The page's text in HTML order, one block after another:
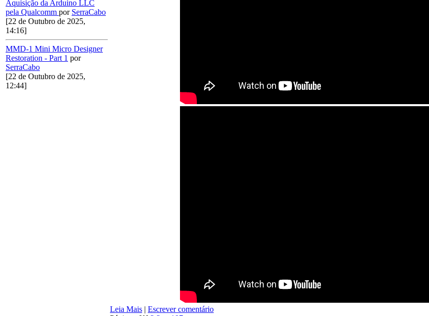
Aquisição da Arduino LLC
pela Qualcomm por SerraCabo
[22 de Outubro de 2025,
14:16]
MMD-1 Mini Micro Designer
Restoration - Part 1 por
SerraCabo
[22 de Outubro de 2025,
12:44]
Leia Mais | Escrever comentário